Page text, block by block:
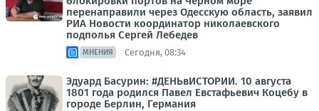
перенаправили через Одесскую область, заявил
РИА Новости координатор николаевского
подполья Сергей Лебедев
МНЕНИЯ Сегодня, 08:34
Эдуард Басурин: #ДЕНЬвИСТОРИИ. 10 августа
1801 года родился Павел Евстафьевич Коцебу в
городе Берлин, Германия